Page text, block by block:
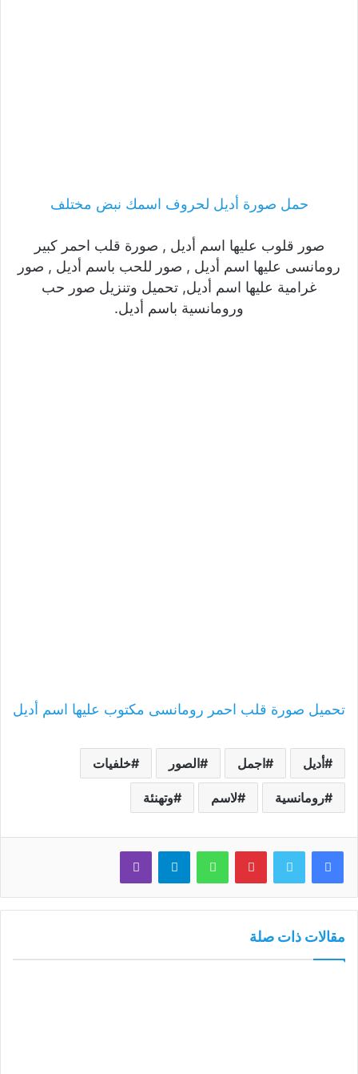
حمل صورة أديل لحروف اسمك نبض مختلف
صور قلوب عليها اسم أديل , صورة قلب احمر كبير
رومانسى عليها اسم أديل , صور للحب باسم أديل , صور
غرامية عليها اسم أديل, تحميل وتنزيل صور حب
ورومانسية باسم أديل.
تحميل صورة قلب احمر رومانسى مكتوب عليها اسم أديل
أديل اجمل الصور خلفيات
رومانسية لاسم وتهنئة
فيسبوك تويتر بينتيريستواتساب تيلقرام ڤايبر
مقالات ذات صلة